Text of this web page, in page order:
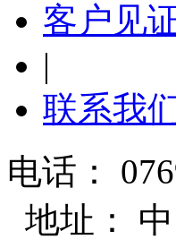
客户见
|
联系我
电话：
地址：